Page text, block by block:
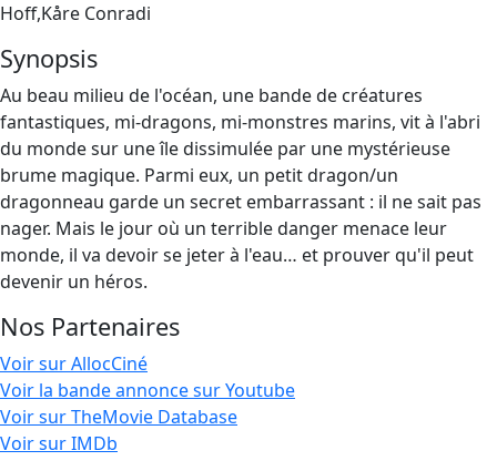
Hoff,Kåre Conradi
Synopsis
Au beau milieu de l'océan, une bande de créatures
fantastiques, mi-dragons, mi-monstres marins, vit à l'abri
du monde sur une île dissimulée par une mystérieuse
brume magique. Parmi eux, un petit dragon/un
dragonneau garde un secret embarrassant : il ne sait pas
nager. Mais le jour où un terrible danger menace leur
monde, il va devoir se jeter à l'eau… et prouver qu'il peut
devenir un héros.
Nos Partenaires
Voir sur AllocCiné
Voir la bande annonce sur Youtube
Voir sur TheMovie Database
Voir sur IMDb